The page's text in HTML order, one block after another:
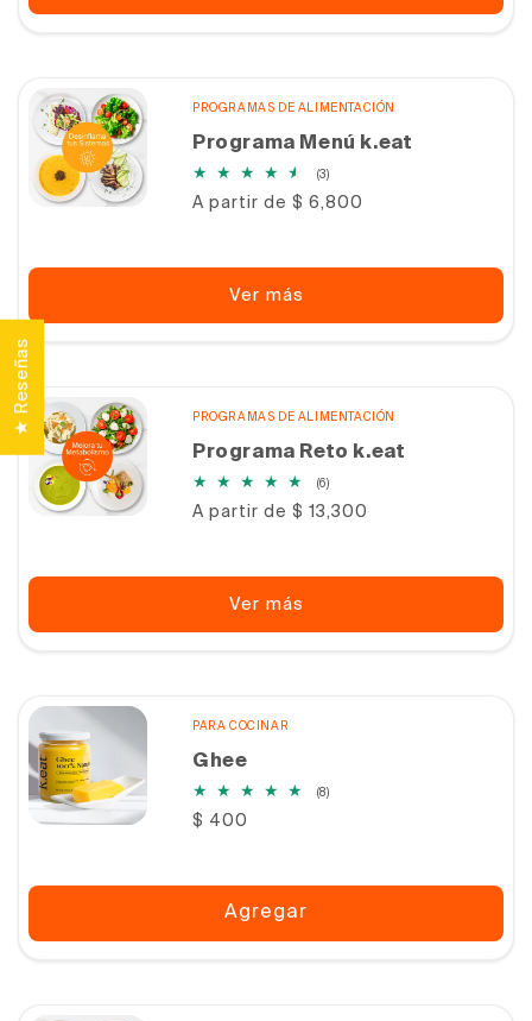
PROGRAMAS DE ALIMENTACIÓN
Programa Menú k.eat
(3)3
totales
Precio
A partir de $ 6,800
Ver más
PROGRAMAS DE ALIMENTACIÓN
Programa Reto k.eat
(6)6
totales
Precio
A partir de $ 13,300
Ver más
PARA COCINAR
Ghee
(8)8
Precio
$ 400
Agregar
★ Reseñas